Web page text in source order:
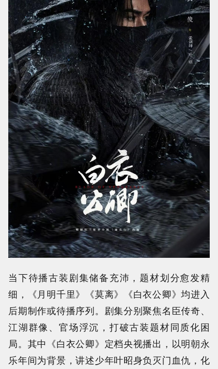
当下待播古装剧集储备充沛，题材划分愈发精
细，《月明千里》《莫离》《白衣公卿》均进入
后期制作或待播序列。剧集分别聚焦名臣传奇、
江湖群像、官场浮沉，打破古装题材同质化困
局。其中《白衣公卿》定档央视播出，以明朝永
乐年间为背景，讲述少年叶昭身负灭门血仇，化